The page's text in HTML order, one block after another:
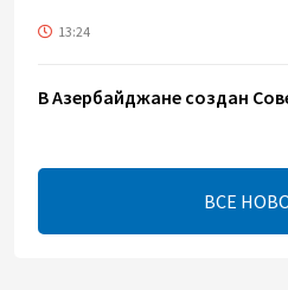
13:24
В Азербайджане создан
13:16
ЕАЭС расширяет
ВСЕ